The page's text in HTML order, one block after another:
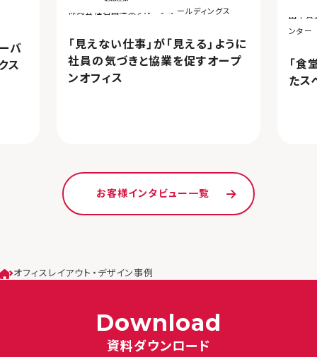
バ
ス
株式会社岩田産業グループホールディングス
「見えない仕事」が「見える」ように
社員の気づきと協業を促すオープ
ンオフィス
田中貴
ンター
「食
たス
お客様インタビュー一覧
オフィスレイアウト・デザイン事例
Download
資料ダウンロード